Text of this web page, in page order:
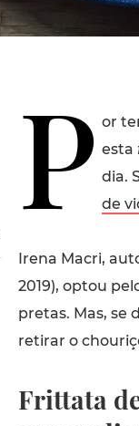
P or
esta
dia.
de
Irena Macri,
2019), optou
pretas. Mas, se
retirar o
Frittata